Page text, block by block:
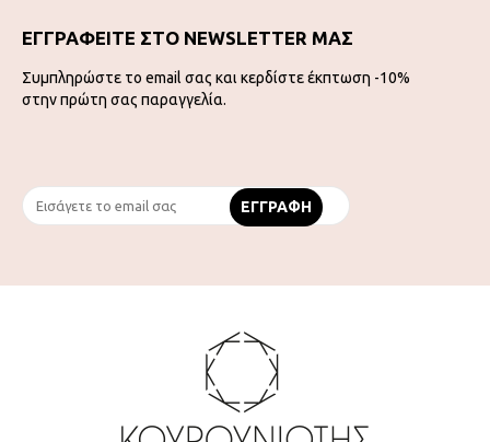
ΕΓΓΡΑΦΕΙΤΕ ΣΤΟ NEWSLETTER ΜΑΣ
Συμπληρώστε το email σας και κερδίστε έκπτωση -10%
στην πρώτη σας παραγγελία.